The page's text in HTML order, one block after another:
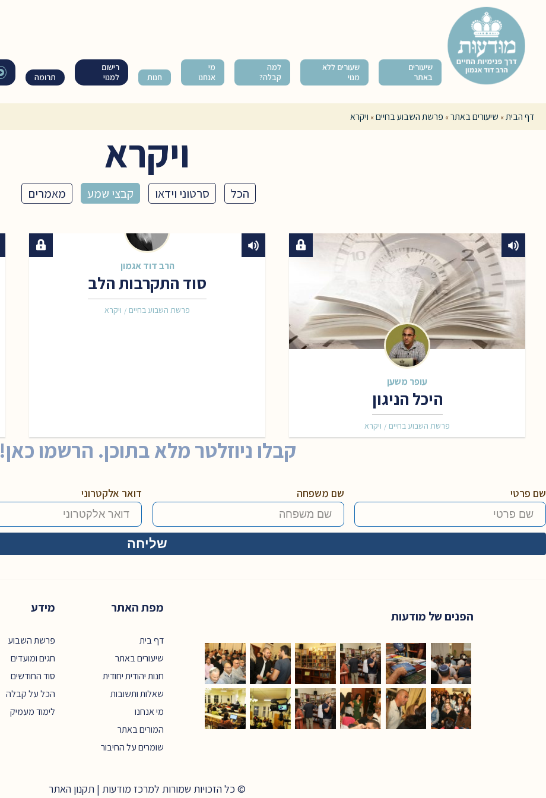
שיעורים
באתר
שעורים ללא
מנוי
למה
קבלה?
מי
אנחנו
חנות
רישום
למנוי
תרומה
דף הבית» שיעורים באתר» פרשת השבוע בחיים» ויקרא
ויקרא
הכל סרטוני וידאו קבצי שמע מאמרים
עופר משען
היכל הניגון
פרשת השבוע בחיים / ויקרא
הרב דוד אגמון
סוד התקרבות הלב
פרשת השבוע בחיים / ויקרא
קבלו ניוזלטר מלא בתוכן. הרשמו כאן!
שם פרטי שם משפחה דואר אלקטרוני
מפת האתר
דף בית
שיעורים באתר
חנות יהודית יחודית
שאלות ותשובות
מי אנחנו
המורים באתר
שומרים על החיבור
מידע
פרשת השבוע
חגים ומועדים
סוד החודשים
הכל על קבלה
לימוד מעמיק
הפנים של מודעות
© כל הזכויות שמורות למרכז מודעות | תקנון האתר